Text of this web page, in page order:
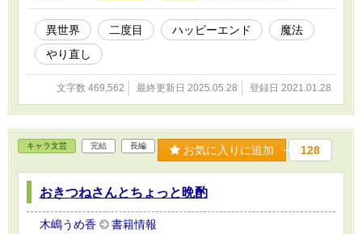
異世界 二度目 ハッピーエンド
魔法
やり直し
文字数 469,562 最終更新日 2025.05.28 登録日 2021.01.28
キャラ文芸 完結 長編 お気に入りに追加 128
おきつねさんとちょっと晩酌
木嶋うめ香 書籍情報